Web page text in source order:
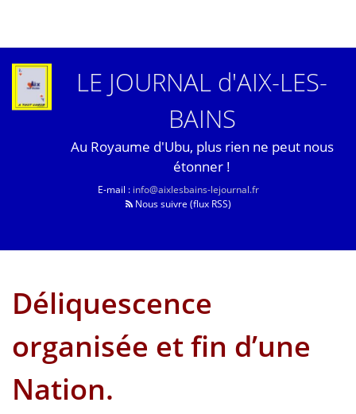
LE JOURNAL d'AIX-LES-
BAINS
Au Royaume d'Ubu, plus rien ne peut nous
étonner !
E-mail : info@aixlesbains-lejournal.fr
Nous suivre (flux RSS)
Déliquescence
organisée et fin d’une
Nation.